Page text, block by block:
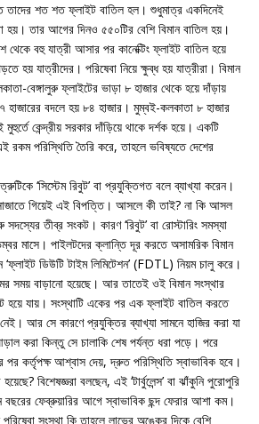
তাদের শত শত ফ্লাইট বাতিল হল। শুধুমাত্র একদিনেই
হয়। তার আগের দিনও ৫৫০টির বেশি বিমান বাতিল হয়।
থেকে বহু যাত্রী আসার পর কানেক্টিং ফ্লাইট বাতিল হয়ে
হয় যাত্রীদের। পরিষেবা নিয়ে ক্ষুব্ধ হয় যাত্রীরা। বিমান
বেঙ্গালুরু ফ্লাইটের ভাড়া ৮ হাজার থেকে হয়ে দাঁড়ায়
হাজারের বদলে হয় ৮৪ হাজার। মুম্বই-কলকাতা ৮ হাজার
কেন্দ্রীয় সরকার দাঁড়িয়ে থাকে দর্শক হয়ে। একটি
রকম পরিস্থিতি তৈরি করে, তাহলে ভবিষ্যতে দেশের
‘সিস্টেম রিবুট’ বা প্রযুক্তিগত বলে ব্যাখ্যা করেন।
গিয়েই এই বিপত্তি। আসলে কী তাই? না কি আসল
তীব্র সংকট। কারণ ‘রিবুট’ বা রোস্টারিং সমস্যা
মাসে। পাইলটদের ক্লান্তি দূর করতে অসামরিক বিমান
ডিউটি টাইম লিমিটেশন’ (FDTL) নিয়ম চালু করে।
সময় বাড়ানো হয়েছে। আর তাতেই ওই বিমান সংস্থার
হয়ে যায়। সংস্থাটি একের পর এক ফ্লাইট বাতিল করতে
আর সে কারণে প্রযুক্তির ব্যাখ্যা সামনে হাজির করা যা
করা কিন্তু সে চালাকি শেষ পর্যন্ত ধরা পড়ে। পরে
পর কর্তৃপক্ষ আশ্বাস দেয়, দ্রুত পরিস্থিতি স্বাভাবিক হবে।
বিশেষজ্ঞরা বলছেন, এই ‘টার্বুলেন্স’ বা ঝাঁকুনি পুরোপুরি
ফেব্রুয়ারির আগে স্বাভাবিক ছন্দ ফেরার আশা কম।
সংস্থা কি তাহলে লাভের অঙ্কের দিকে বেশি